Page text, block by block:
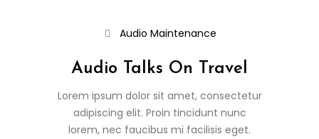
Audio Maintenance
Audio Talks On Travel
Lorem ipsum dolor sit amet, consectetur
adipiscing elit. Proin tincidunt nunc
lorem, nec faucibus mi facilisis eget.